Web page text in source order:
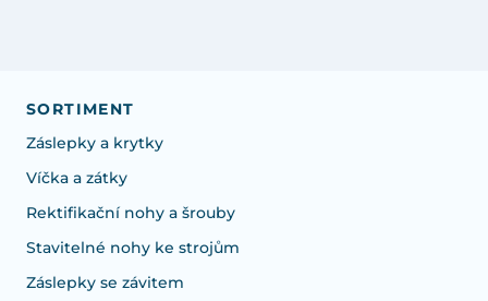
SORTIMENT
Záslepky a krytky
Víčka a zátky
Rektifikační nohy a šrouby
Stavitelné nohy ke strojům
Záslepky se závitem